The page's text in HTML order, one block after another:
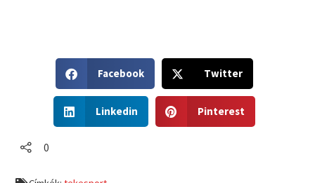
h
r
Facebook
h
Twitter
h
Linkedin
h
Pinterest
0